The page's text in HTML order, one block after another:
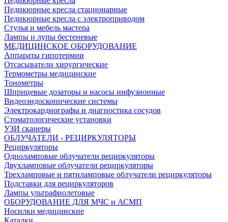
Педикюрные кресла стационарные
Педикюрные кресла с электроприводом
Стулья и мебель мастера
Лампы и лупы бестеневые
МЕДИЦИНСКОЕ ОБОРУДОВАНИЕ
Аппараты гипотермии
Отсасыватели хирургические
Термометры медицинские
Тонометры
Шприцевые дозаторы и насосы инфузионные
Видеоэндоскопические системы
Электрокардиографы и диагностика сосудов
Стоматологические установки
УЗИ сканеры
ОБЛУЧАТЕЛИ - РЕЦИРКУЛЯТОРЫ
Рециркуляторы
Одноламповые облучатели рециркуляторы
Двухламповые облучатели рециркуляторы
Трехламповые и пятиламповые облучатели рециркуляторы
Подставки для рециркуляторов
Лампы ультрафиолетовые
ОБОРУДОВАНИЕ ДЛЯ МЧС и АСМП
Носилки медицинские